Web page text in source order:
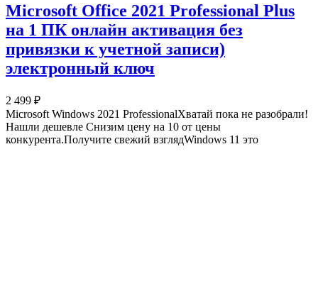
Microsoft Office 2021 Professional Plus
на 1 ПК онлайн активация без
привязки к учетной записи)
электронный ключ
2 499 ₽
Microsoft Windows 2021 ProfessionalХватай пока не разобрали!
Нашли дешевле Снизим цену на 10 от цены
конкурента.Получите свежий взглядWindows 11 это